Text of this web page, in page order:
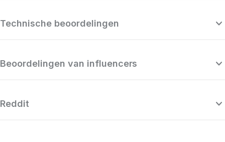
Technische beoordelingen
“Surfshark is een zeer gepolijst en
Beoordelingen van influencers
Reddit